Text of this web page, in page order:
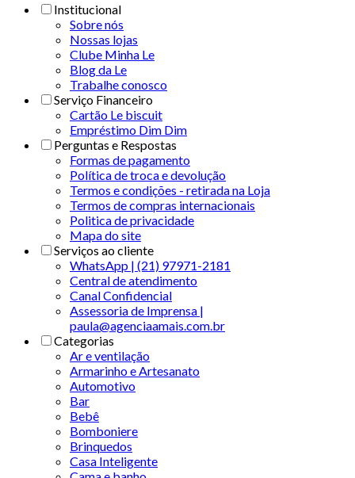
Institucional
Sobre nós
Nossas lojas
Clube Minha Le
Blog da Le
Trabalhe conosco
Serviço Financeiro
Cartão Le biscuit
Empréstimo Dim Dim
Perguntas e Respostas
Formas de pagamento
Política de troca e devolução
Termos e condições - retirada na Loja
Termos de compras internacionais
Politica de privacidade
Mapa do site
Serviços ao cliente
WhatsApp | (21) 97971-2181
Central de atendimento
Canal Confidencial
Assessoria de Imprensa |
paula@agenciaamais.com.br
Categorias
Ar e ventilação
Armarinho e Artesanato
Automotivo
Bar
Bebê
Bomboniere
Brinquedos
Casa Inteligente